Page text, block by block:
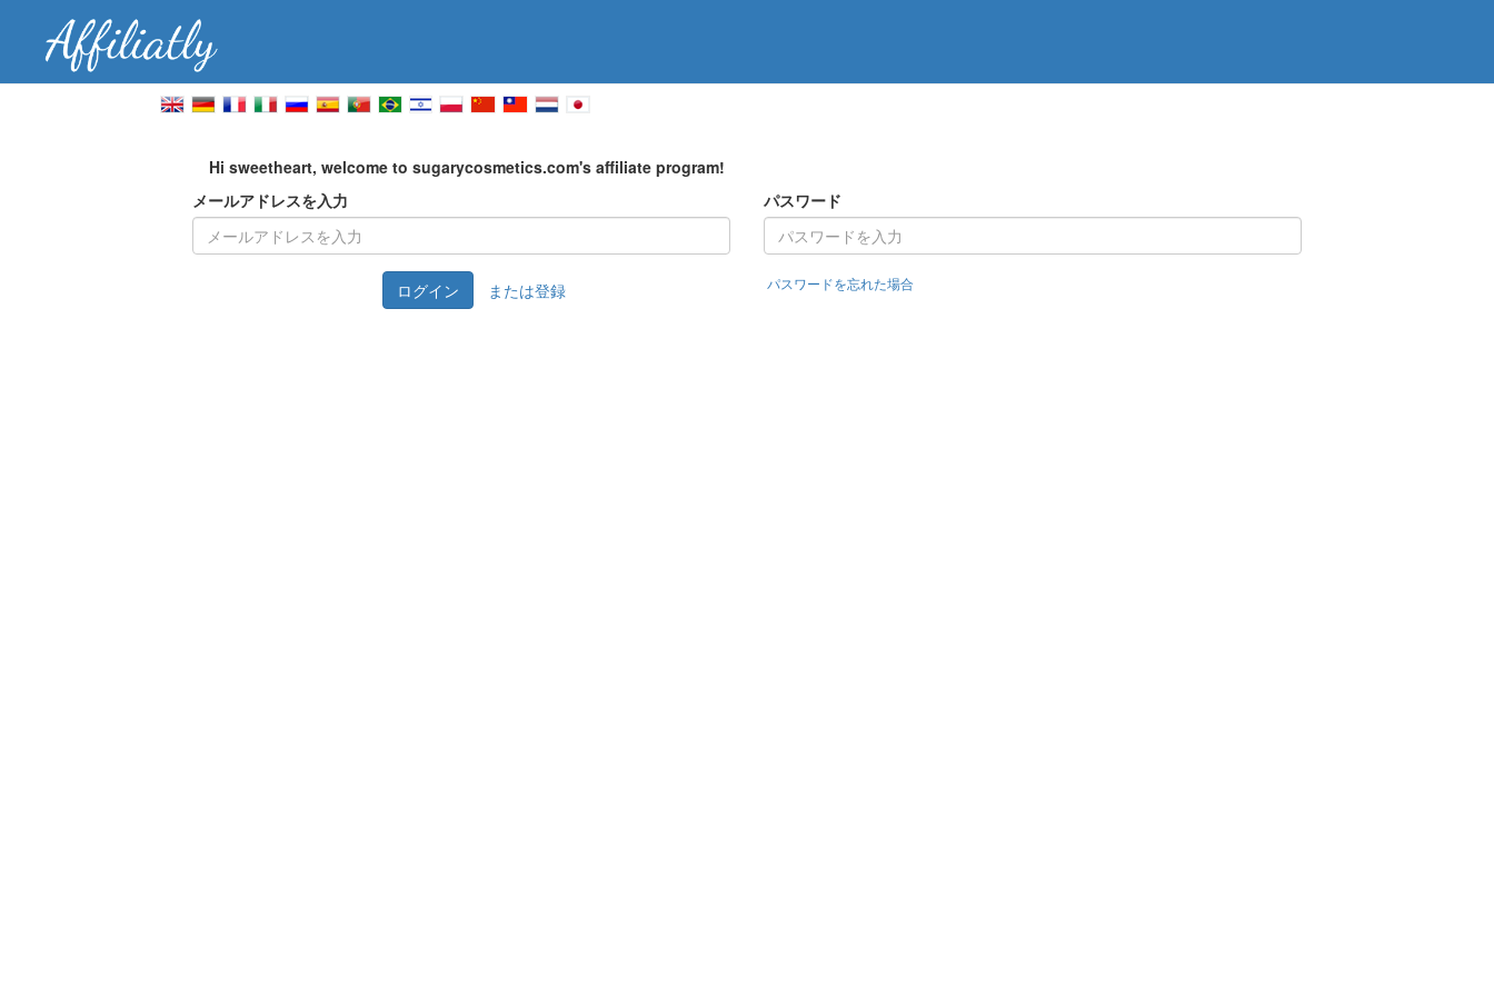
Hi sweetheart, welcome to sugarycosmetics.com's affiliate program!
メールアドレスを入力
パスワード
ログイン または登録 パスワードを忘れた場合